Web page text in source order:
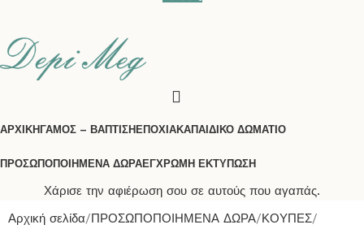
ΑΡΧΙΚΗΓΑΜΟΣ – ΒΑΠΤΙΣΗΕΠΟΧΙΑΚΑΠΑΙΔΙΚΟ ΔΩΜΑΤΙΟ
ΠΡΟΣΩΠΟΠΟΙΗΜΕΝΑ ΔΩΡΑΕΓΧΡΩΜΗ ΕΚΤΥΠΩΣΗ
Χάρισε την αφιέρωση σου σε αυτούς που αγαπάς.
Αρχική σελίδα ΠΡΟΣΩΠΟΠΟΙΗΜΕΝΑ ΔΩΡΑ ΚΟΥΠΕΣ